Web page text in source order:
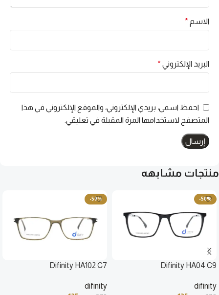
الاسم *
البريد الإلكتروني *
احفظ اسمي، بريدي الإلكتروني، والموقع الإلكتروني في هذا
المتصفح لاستخدامها المرة المقبلة في تعليقي.
منتجات مشابهه
-50%
Difinity HA04 C9
difinity
-50%
Difinity HA102 C7
difinity